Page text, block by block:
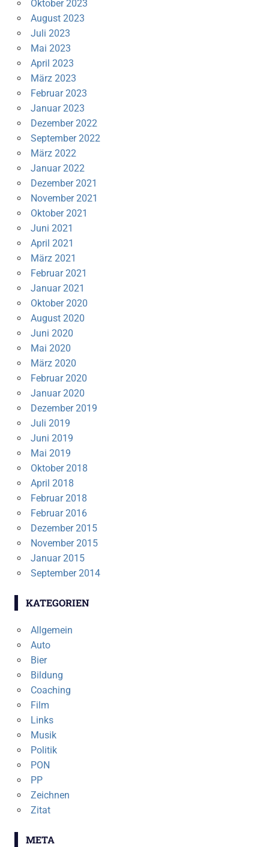
Oktober 2023
August 2023
Juli 2023
Mai 2023
April 2023
März 2023
Februar 2023
Januar 2023
Dezember 2022
September 2022
März 2022
Januar 2022
Dezember 2021
November 2021
Oktober 2021
Juni 2021
April 2021
März 2021
Februar 2021
Januar 2021
Oktober 2020
August 2020
Juni 2020
Mai 2020
März 2020
Februar 2020
Januar 2020
Dezember 2019
Juli 2019
Juni 2019
Mai 2019
Oktober 2018
April 2018
Februar 2018
Februar 2016
Dezember 2015
November 2015
Januar 2015
September 2014
KATEGORIEN
Allgemein
Auto
Bier
Bildung
Coaching
Film
Links
Musik
Politik
PON
PP
Zeichnen
Zitat
META